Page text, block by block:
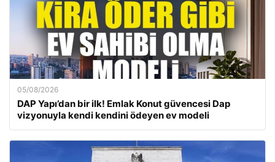
05/08/2026
DAP Yapı’dan bir ilk! Emlak Konut güvencesi Dap
vizyonuyla kendi kendini ödeyen ev modeli